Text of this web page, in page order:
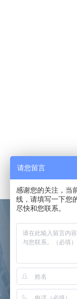
请您留言
感谢您的关注，当
线，请填写一下您
尽快和您联系。